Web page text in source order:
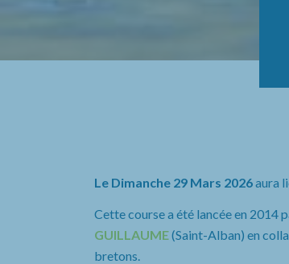
Le Dimanche 29 Mars 2026aura
Cette course a été lancée en 2014
GUILLAUME(Saint-Alban) en
bretons.